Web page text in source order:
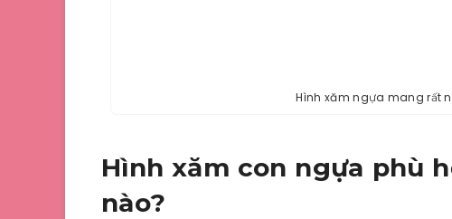
Hình xăm ngựa mang rất
Hình xăm con ngựa phù
nào?